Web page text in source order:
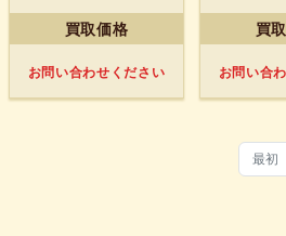
いただきました！
買取価格
お問い合わせください
買取さ
した！
買
お問い合
最初